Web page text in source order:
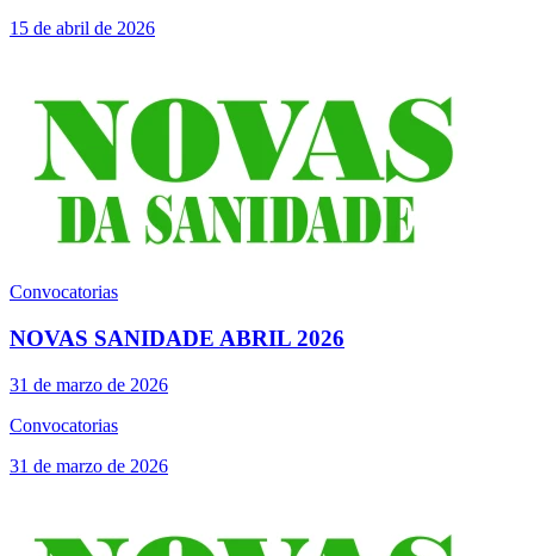
15 de abril de 2026
Convocatorias
NOVAS SANIDADE ABRIL 2026
31 de marzo de 2026
Convocatorias
31 de marzo de 2026